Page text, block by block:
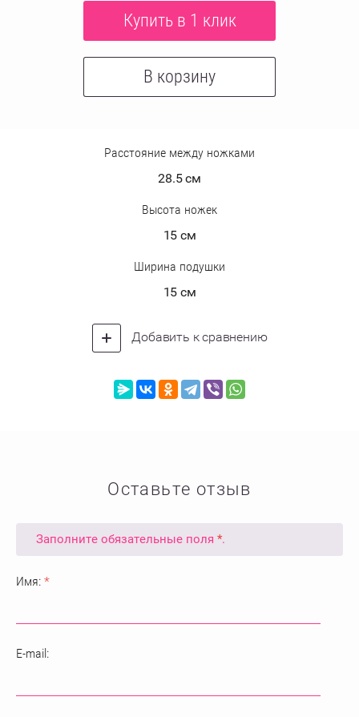
Купить в 1 клик
В корзину
Расстояние между ножками
28.5 см
Высота ножек
15 см
Ширина подушки
15 см
Добавить к сравнению
Оставьте отзыв
Заполните обязательные поля *.
Имя: *
E-mail: